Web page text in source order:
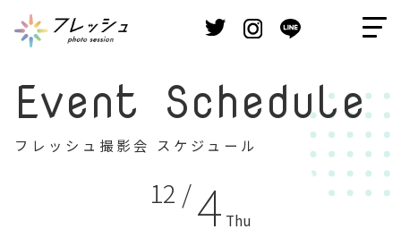
Event Schedule
フレッシュ撮影会 スケジュール
12 /4 Thu